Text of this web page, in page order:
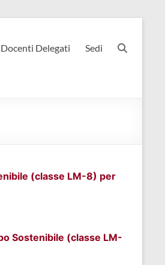
Docenti Delegati Sedi
(classe LM-8) per
Sostenibile (classe LM-